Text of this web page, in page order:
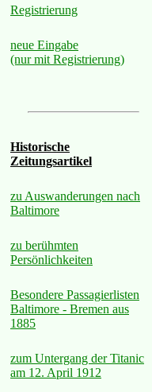
Registrierung
neue Eingabe
(nur mit Registrierung)
Historische
Zeitungsartikel
zu Auswanderungen nach
Baltimore
zu berühmten
Persönlichkeiten
Besondere Passagierlisten
Baltimore - Bremen aus
1885
zum Untergang der Titanic
am 12. April 1912